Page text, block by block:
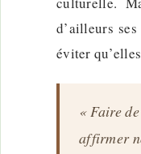
d’ailleurs
éviter
« Faire
affirmer